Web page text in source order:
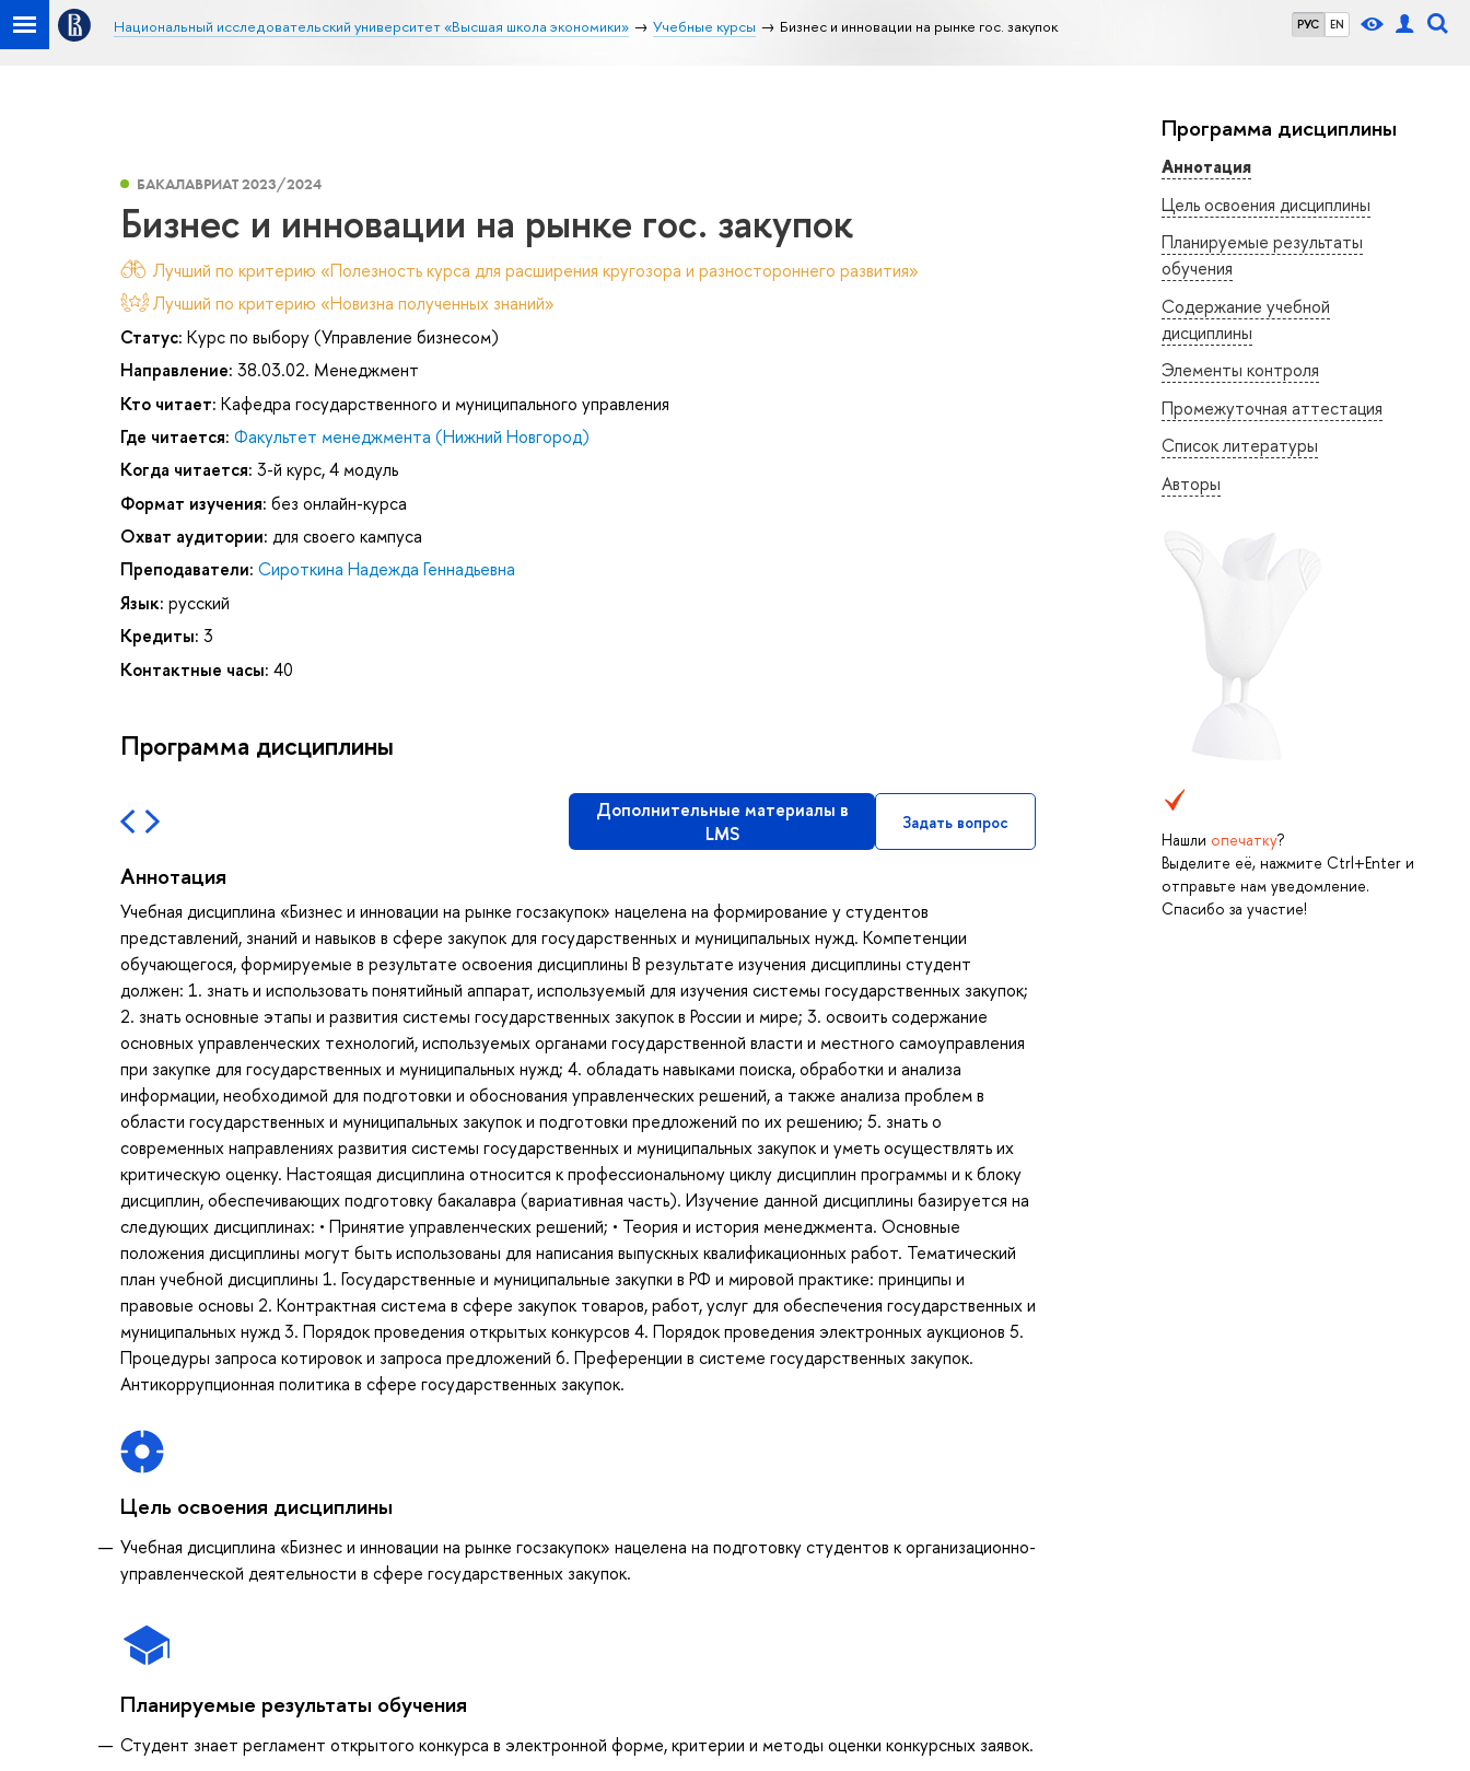
РУС EN
Национальный исследовательский университет «Высшая школа экономики» Учебные курсы Бизнес и инновации на рынке гос. закупок
Программа дисциплины
Аннотация
Цель освоения дисциплины
Планируемые результаты
обучения
Содержание учебной
дисциплины
Элементы контроля
Промежуточная аттестация
Список литературы
Авторы
Нашли опечатку?
Выделите её, нажмите Ctrl+Enter и
отправьте нам уведомление.
Спасибо за участие!
БАКАЛАВРИАТ 2023/2024
Бизнес и инновации на рынке гос. закупок
Лучший по критерию «Полезность курса для расширения кругозора и разностороннего развития»
Лучший по критерию «Новизна полученных знаний»
Статус: Курс по выбору (Управление бизнесом)
Направление: 38.03.02. Менеджмент
Кто читает: Кафедра государственного и муниципального управления
Где читается: Факультет менеджмента (Нижний Новгород)
Когда читается: 3-й курс, 4 модуль
Формат изучения: без онлайн-курса
Охват аудитории: для своего кампуса
Преподаватели: Сироткина Надежда Геннадьевна
Язык: русский
Кредиты: 3
Контактные часы: 40
Программа дисциплины
Дополнительные материалы в
LMS
Задать вопрос
Аннотация
Учебная дисциплина «Бизнес и инновации на рынке госзакупок» нацелена на формирование у студентов
представлений, знаний и навыков в сфере закупок для государственных и муниципальных нужд. Компетенции
обучающегося, формируемые в результате освоения дисциплины В результате изучения дисциплины студент
должен: 1. знать и использовать понятийный аппарат, используемый для изучения системы государственных закупок;
2. знать основные этапы и развития системы государственных закупок в России и мире; 3. освоить содержание
основных управленческих технологий, используемых органами государственной власти и местного самоуправления
при закупке для государственных и муниципальных нужд; 4. обладать навыками поиска, обработки и анализа
информации, необходимой для подготовки и обоснования управленческих решений, а также анализа проблем в
области государственных и муниципальных закупок и подготовки предложений по их решению; 5. знать о
современных направлениях развития системы государственных и муниципальных закупок и уметь осуществлять их
критическую оценку. Настоящая дисциплина относится к профессиональному циклу дисциплин программы и к блоку
дисциплин, обеспечивающих подготовку бакалавра (вариативная часть). Изучение данной дисциплины базируется на
следующих дисциплинах: • Принятие управленческих решений; • Теория и история менеджмента. Основные
положения дисциплины могут быть использованы для написания выпускных квалификационных работ. Тематический
план учебной дисциплины 1. Государственные и муниципальные закупки в РФ и мировой практике: принципы и
правовые основы 2. Контрактная система в сфере закупок товаров, работ, услуг для обеспечения государственных и
муниципальных нужд 3. Порядок проведения открытых конкурсов 4. Порядок проведения электронных аукционов 5.
Процедуры запроса котировок и запроса предложений 6. Преференции в системе государственных закупок.
Антикоррупционная политика в сфере государственных закупок.
Цель освоения дисциплины
Учебная дисциплина «Бизнес и инновации на рынке госзакупок» нацелена на подготовку студентов к организационно-
управленческой деятельности в сфере государственных закупок.
Планируемые результаты обучения
Студент знает регламент открытого конкурса в электронной форме, критерии и методы оценки конкурсных заявок.